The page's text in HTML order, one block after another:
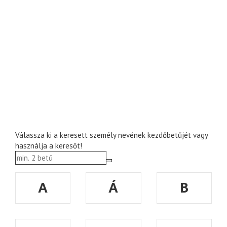
Válassza ki a keresett személy nevének kezdőbetűjét vagy
használja a keresőt!
A Á
B